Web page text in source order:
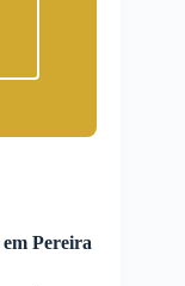
em Pereira